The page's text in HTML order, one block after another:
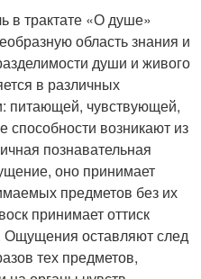
в трактате «О душе»
область знания и
души и живого
в различных
питающей, чувствующей,
возникают из
познавательная
оно принимает
предметов без их
принимает оттиск
Ощущения оставляют след
тех предметов,